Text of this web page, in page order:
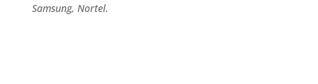
Samsung, Nortel.